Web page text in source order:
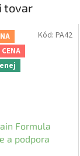
tovar
Formula
a podpora
Kód: PA42